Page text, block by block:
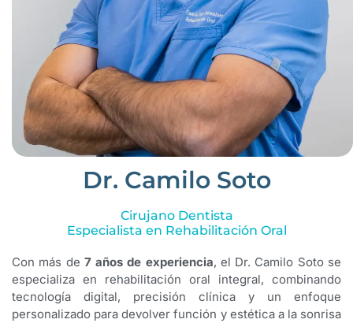
Dr. Camilo Soto
Cirujano Dentista
Especialista en Rehabilitación Oral
Con más de 7 años de experiencia, el Dr. Camilo Soto se
especializa en rehabilitación oral integral, combinando
tecnología digital, precisión clínica y un enfoque
personalizado para devolver función y estética a la sonrisa